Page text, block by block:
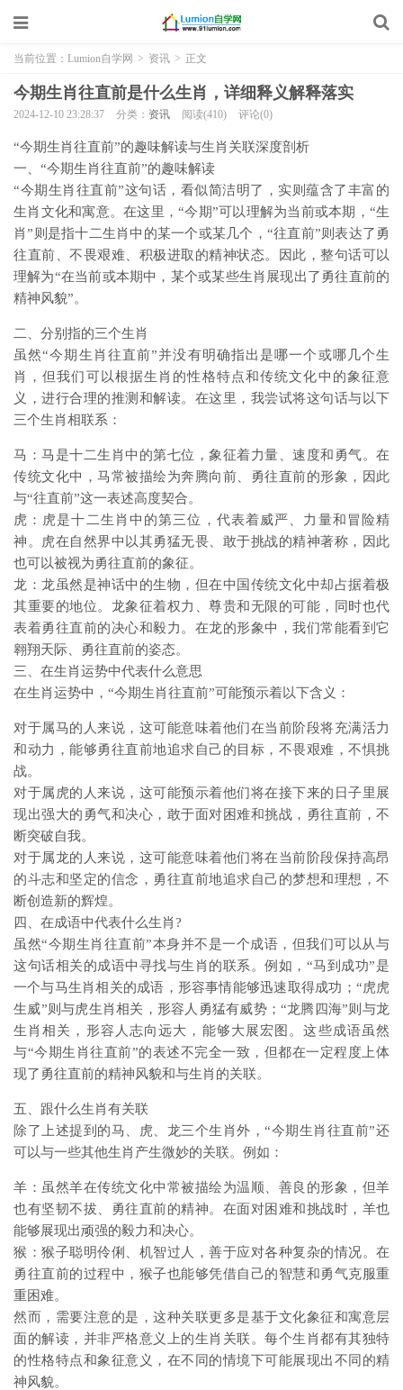
当前位置： Lumion自学网 > 资讯 > 正文
今期生肖往直前是什么生肖，详细释义解释落实
2024-12-10 23:28:37 分类： 资讯 阅读(410) 评论(0)
“今期生肖往直前”的趣味解读与生肖关联深度剖析
一、“今期生肖往直前”的趣味解读
“今期生肖往直前”这句话，看似简洁明了，实则蕴含了丰富的
生肖文化和寓意。在这里，“今期”可以理解为当前或本期，“生
肖”则是指十二生肖中的某一个或某几个，“往直前”则表达了勇
往直前、不畏艰难、积极进取的精神状态。因此，整句话可以
理解为“在当前或本期中，某个或某些生肖展现出了勇往直前的
精神风貌”。
二、分别指的三个生肖
虽然“今期生肖往直前”并没有明确指出是哪一个或哪几个生
肖，但我们可以根据生肖的性格特点和传统文化中的象征意
义，进行合理的推测和解读。在这里，我尝试将这句话与以下
三个生肖相联系：
马：马是十二生肖中的第七位，象征着力量、速度和勇气。在
传统文化中，马常被描绘为奔腾向前、勇往直前的形象，因此
与“往直前”这一表述高度契合。
虎：虎是十二生肖中的第三位，代表着威严、力量和冒险精
神。虎在自然界中以其勇猛无畏、敢于挑战的精神著称，因此
也可以被视为勇往直前的象征。
龙：龙虽然是神话中的生物，但在中国传统文化中却占据着极
其重要的地位。龙象征着权力、尊贵和无限的可能，同时也代
表着勇往直前的决心和毅力。在龙的形象中，我们常能看到它
翱翔天际、勇往直前的姿态。
三、在生肖运势中代表什么意思
在生肖运势中，“今期生肖往直前”可能预示着以下含义：
对于属马的人来说，这可能意味着他们在当前阶段将充满活力
和动力，能够勇往直前地追求自己的目标，不畏艰难，不惧挑
战。
对于属虎的人来说，这可能预示着他们将在接下来的日子里展
现出强大的勇气和决心，敢于面对困难和挑战，勇往直前，不
断突破自我。
对于属龙的人来说，这可能意味着他们将在当前阶段保持高昂
的斗志和坚定的信念，勇往直前地追求自己的梦想和理想，不
断创造新的辉煌。
四、在成语中代表什么生肖?
虽然“今期生肖往直前”本身并不是一个成语，但我们可以从与
这句话相关的成语中寻找与生肖的联系。例如，“马到成功”是
一个与马生肖相关的成语，形容事情能够迅速取得成功；“虎虎
生威”则与虎生肖相关，形容人勇猛有威势；“龙腾四海”则与龙
生肖相关，形容人志向远大，能够大展宏图。这些成语虽然
与“今期生肖往直前”的表述不完全一致，但都在一定程度上体
现了勇往直前的精神风貌和与生肖的关联。
五、跟什么生肖有关联
除了上述提到的马、虎、龙三个生肖外，“今期生肖往直前”还
可以与一些其他生肖产生微妙的关联。例如：
羊：虽然羊在传统文化中常被描绘为温顺、善良的形象，但羊
也有坚韧不拔、勇往直前的精神。在面对困难和挑战时，羊也
能够展现出顽强的毅力和决心。
猴：猴子聪明伶俐、机智过人，善于应对各种复杂的情况。在
勇往直前的过程中，猴子也能够凭借自己的智慧和勇气克服重
重困难。
然而，需要注意的是，这种关联更多是基于文化象征和寓意层
面的解读，并非严格意义上的生肖关联。每个生肖都有其独特
的性格特点和象征意义，在不同的情境下可能展现出不同的精
神风貌。